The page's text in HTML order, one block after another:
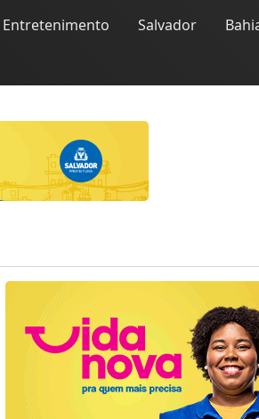
Entretenimento Salvador